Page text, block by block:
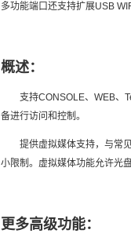
多功能端口还支持扩展USB
概述：
支持CONSOLE、WEB、
备进行访问和控制。
提供虚拟媒体支持，与常
小限制。虚拟媒体功能允许光
更多高级功能：